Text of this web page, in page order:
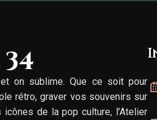
on sublime. Que ce soit pour
rétro, graver vos souvenirs sur
de la pop culture, l’Atelier